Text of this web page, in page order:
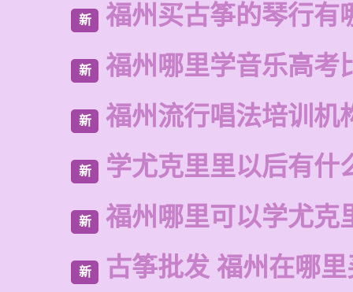
新 福州买古筝的琴行有
新 福州哪里学音乐高考
新 福州流行唱法培训机
新 学尤克里里以后有什
新 福州哪里可以学尤克
新 古筝批发 福州在哪